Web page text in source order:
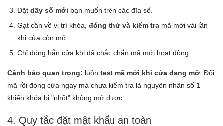
Đặt dãy số mới bạn muốn trên các đĩa số.
Gạt cần về vị trí khóa, đóng thử và kiểm tra mã mới vài lần
khi cửa còn mở.
Chỉ đóng hẳn cửa khi đã chắc chắn mã mới hoạt động.
Cảnh báo quan trọng: luôn test mã mới khi cửa đang mở . Đổi
mã rồi đóng cửa ngay mà chưa kiểm tra là nguyên nhân số 1
khiến khóa bị "nhốt" không mở được.
4. Quy tắc đặt mật khẩu an toàn